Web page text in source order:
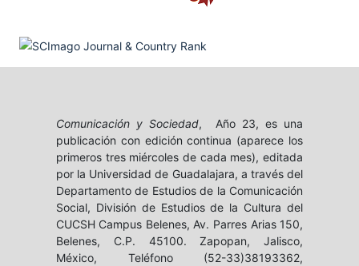
Comunicación y Sociedad, Año 23, es una
publicación con edición continua (aparece los
primeros tres miércoles de cada mes), editada
por la Universidad de Guadalajara, a través del
Departamento de Estudios de la Comunicación
Social, División de Estudios de la Cultura del
CUCSH Campus Belenes, Av. Parres Arias 150,
Belenes, C.P. 45100. Zapopan, Jalisco,
México, Teléfono (52-33)38193362,